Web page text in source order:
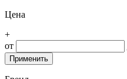
Цена
+
от